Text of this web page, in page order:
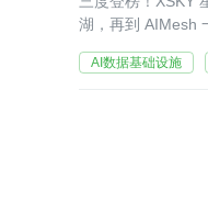
湖，再到 AIMesh
AI数据基础设施